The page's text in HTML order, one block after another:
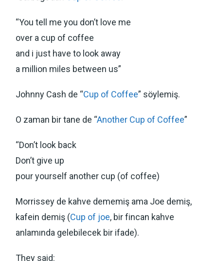
“You tell me you don’t love me
over a cup of coffee
and i just have to look away
a million miles between us”
Johnny Cash de “Cup of Coffee” söylemiş.
O zaman bir tane de “Another Cup of Coffee”
“Don’t look back
Don’t give up
pour yourself another cup (of coffee)
Morrissey de kahve dememiş ama Joe demiş,
kafein demiş (Cup of joe, bir fincan kahve
anlamında gelebilecek bir ifade).
They said: